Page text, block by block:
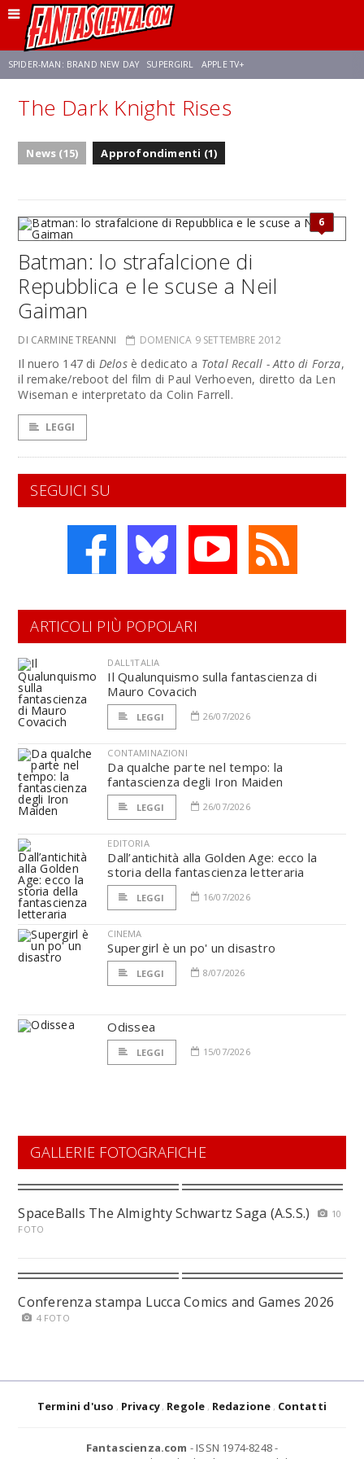
SPIDER-MAN: BRAND NEW DAY SUPERGIRL APPLE TV+
FRANCO RICCIARDIELLO ZENDAYA STAR TREK AVENGERS: DOOMSDAY
The Dark Knight Rises
News (15) Approfondimenti (1)
6
Batman: lo strafalcione di
Repubblica e le scuse a Neil
Gaiman
DI CARMINE TREANNI DOMENICA 9 SETTEMBRE 2012
Il nuero 147 di Delosè dedicato a Total Recall - Atto di Forza,
il remake/reboot del film di Paul Verhoeven, diretto da Len
Wiseman e interpretato da Colin Farrell.
LEGGI
SEGUICI SU
ARTICOLI PIÙ POPOLARI
DALL'ITALIA
Il Qualunquismo sulla fantascienza di
Mauro Covacich
LEGGI 26/07/2026
CONTAMINAZIONI
Da qualche parte nel tempo: la
fantascienza degli Iron Maiden
LEGGI 26/07/2026
EDITORIA
Dall’antichità alla Golden Age: ecco la
storia della fantascienza letteraria
LEGGI 16/07/2026
CINEMA
Supergirl è un po' un disastro
LEGGI 8/07/2026
Odissea
LEGGI 15/07/2026
GALLERIE FOTOGRAFICHE
SpaceBalls The Almighty Schwartz Saga (A.S.S.)
10
FOTO
Conferenza stampa Lucca Comics and Games 2026
4 FOTO
Termini d'uso Privacy Regole Redazione Contatti
Fantascienza.com - ISSN 1974-8248 -